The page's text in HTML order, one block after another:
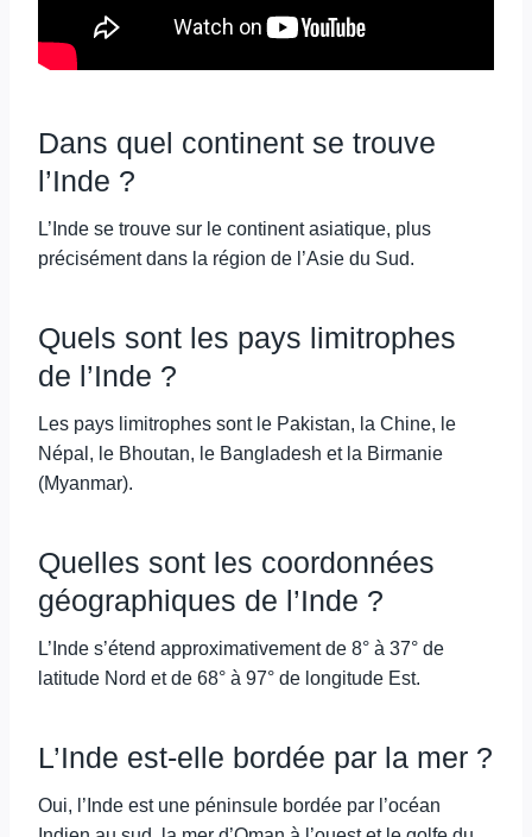
Dans quel continent se trouve
l’Inde ?
L’Inde se trouve sur le continent asiatique, plus
précisément dans la région de l’Asie du Sud.
Quels sont les pays limitrophes
de l’Inde ?
Les pays limitrophes sont le Pakistan, la Chine, le
Népal, le Bhoutan, le Bangladesh et la Birmanie
(Myanmar).
Quelles sont les coordonnées
géographiques de l’Inde ?
L’Inde s’étend approximativement de 8° à 37° de
latitude Nord et de 68° à 97° de longitude Est.
L’Inde est-elle bordée par la mer ?
Oui, l’Inde est une péninsule bordée par l’océan